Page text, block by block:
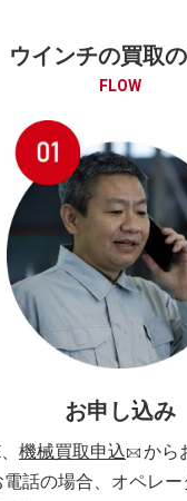
ウインチの買取
FLOW
お申し込み
機械買取申込
から
電話の場合、オペレ